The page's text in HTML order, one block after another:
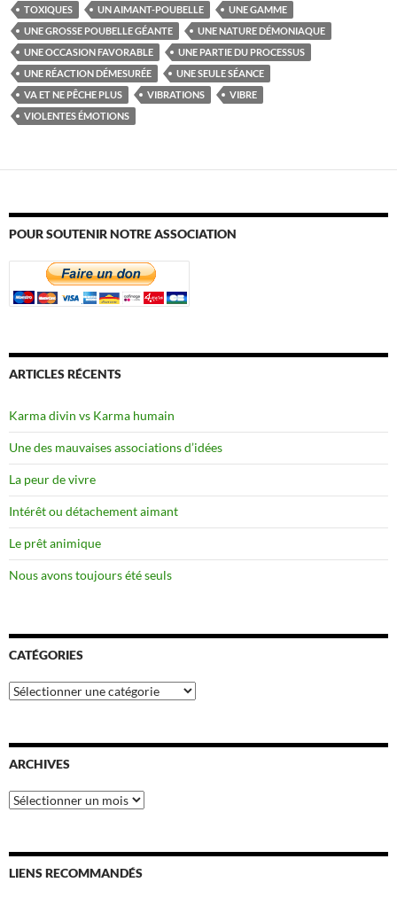
TOXIQUES
UN AIMANT-POUBELLE
UNE GAMME
UNE GROSSE POUBELLE GÉANTE
UNE NATURE DÉMONIAQUE
UNE OCCASION FAVORABLE
UNE PARTIE DU PROCESSUS
UNE RÉACTION DÉMESURÉE
UNE SEULE SÉANCE
VA ET NE PÊCHE PLUS
VIBRATIONS
VIBRE
VIOLENTES ÉMOTIONS
POUR SOUTENIR NOTRE ASSOCIATION
ARTICLES RÉCENTS
Karma divin vs Karma humain
Une des mauvaises associations d’idées
La peur de vivre
Intérêt ou détachement aimant
Le prêt animique
Nous avons toujours été seuls
CATÉGORIES
Catégories
ARCHIVES
Archives
LIENS RECOMMANDÉS